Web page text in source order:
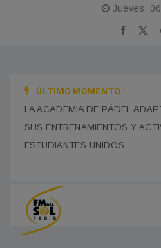
Jueves,
ÚLTIMO MOMENTO :
EN EL PERÍMETRO EXTERIOR